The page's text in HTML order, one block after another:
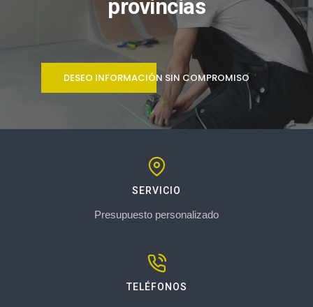
provincias
DESEO INFORMACIÓN SIN COMPROMISO
SERVICIO
Presupuesto personalizado
TELÉFONOS